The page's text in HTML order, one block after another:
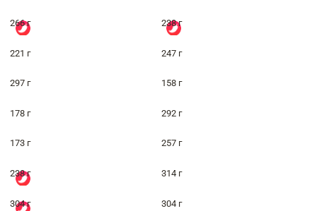
266 г 238 г
221 г 247 г
297 г 158 г
178 г 292 г
173 г 257 г
238 г 314 г
304 г 304 г